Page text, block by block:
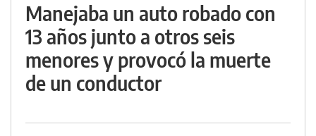
Manejaba un auto robado con
13 años junto a otros seis
menores y provocó la muerte
de un conductor